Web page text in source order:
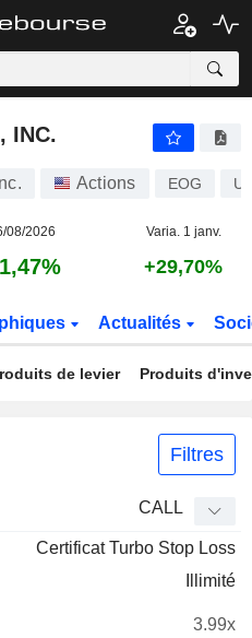
INC.
Actions EOG
08/2026 Varia. 1 janv.
+29,70%
Actualités
de levier Produits
Filtres
Elasticité Levier Parité
CALL
Certificat Turbo Stop Loss
Illimité
3.99x